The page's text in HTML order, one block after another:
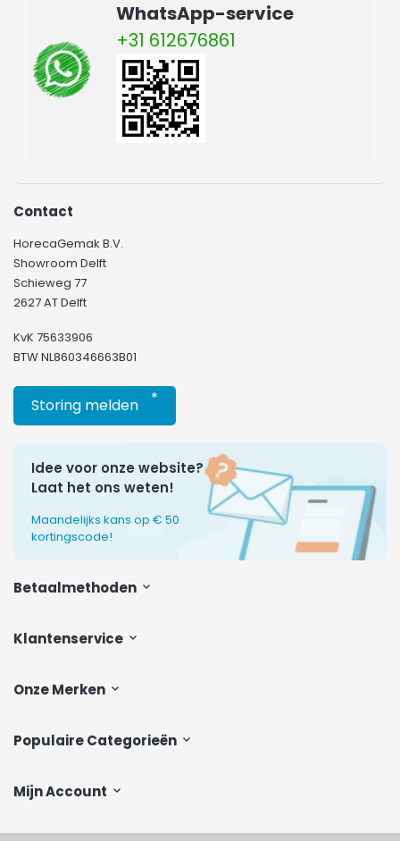
WhatsApp-service
+31 612676861
Klantenservice
Onze Merken
Populaire Categorieën
Mijn Account
Contact
HorecaGemak B.V.
Showroom Delft
Schieweg 77
2627 AT Delft
KvK 75633906
BTW NL860346663B01
Storing melden *
Idee voor onze website?
Laat het ons weten!
Maandelijks kans op € 50
kortingscode!
Betaalmethoden